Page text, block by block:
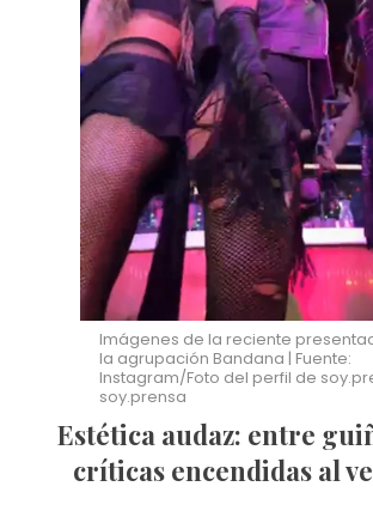
Imágenes de la reciente
la agrupación Bandana | Fuente:
Instagram/Foto del perfil de
soy.prensa
Estética audaz: entre guiños pop y
críticas encendidas al